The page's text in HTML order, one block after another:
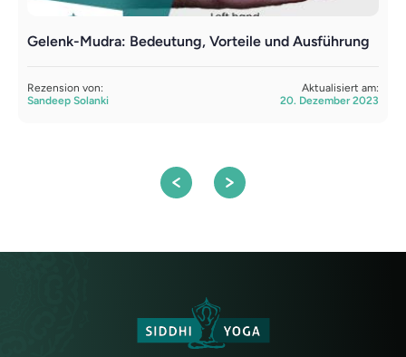
Gelenk-Mudra: Bedeutung, Vorteile und Ausführung
Rezension von:
Sandeep Solanki
Aktualisiert am:
20. Dezember 2023